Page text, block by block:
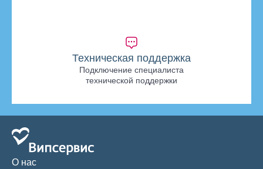
Техническая поддержка
Подключение специалиста
технической поддержки
О нас